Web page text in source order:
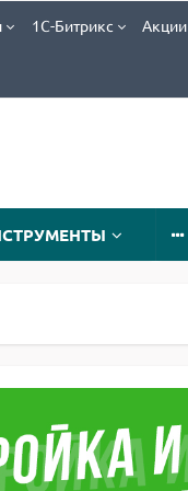
1С-Битрикс Акции